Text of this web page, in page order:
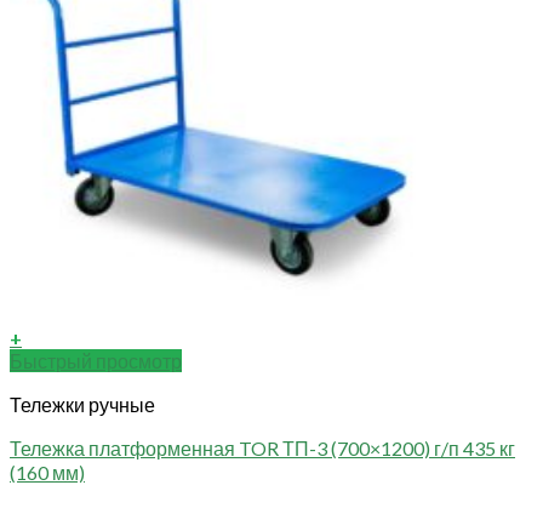
+
Быстрый просмотр
Тележки ручные
Тележка платформенная TOR ТП-3 (700×1200) г/п 435 кг
(160 мм)